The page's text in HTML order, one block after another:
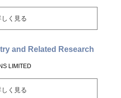
しく見る
and Related Research
LIMITED
しく見る